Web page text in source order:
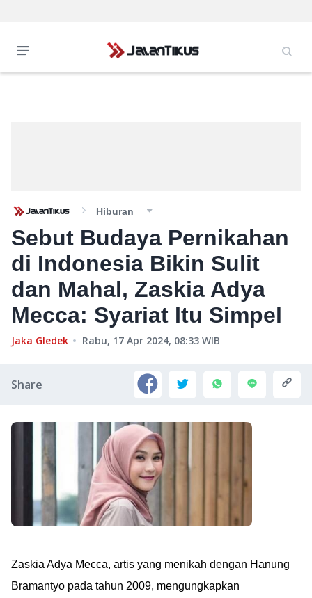
Hiburan
Sebut Budaya Pernikahan
di Indonesia Bikin Sulit
dan Mahal, Zaskia Adya
Mecca: Syariat Itu Simpel
Jaka Gledek Rabu, 17 Apr 2024, 08:33 WIB
Share
Zaskia Adya Mecca, artis yang menikah dengan Hanung
Bramantyo pada tahun 2009, mengungkapkan